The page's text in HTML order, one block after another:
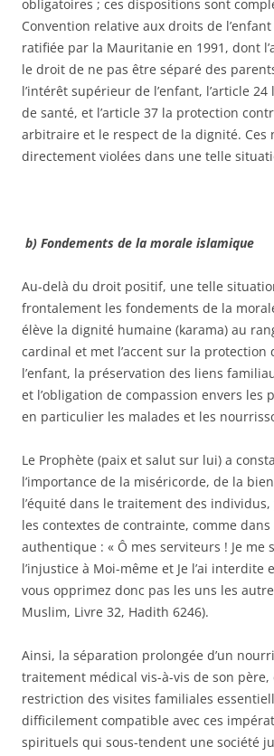
obligatoires ; ces dispositions sont
Convention relative aux droits de l’enfant
ratifiée par la Mauritanie en 1991, dont
le droit de ne pas être séparé des
l’intérêt supérieur de l’enfant, l’article
de santé, et l’article 37 la protection
arbitraire et le respect de la dignité. Ces
directement violées dans une telle
b) Fondements de la morale islamique
Au-delà du droit positif, une telle
frontalement les fondements de la
élève la dignité humaine (karama) au
cardinal et met l’accent sur la protection
l’enfant, la préservation des liens
et l’obligation de compassion envers les
en particulier les malades et les
Le Prophète (paix et salut sur lui) a
l’importance de la miséricorde, de la
l’équité dans le traitement des
les contextes de contrainte, comme
authentique : « Ô mes serviteurs ! Je me
l’injustice à Moi-même et Je l’ai interdite
vous opprimez donc pas les uns les
Muslim, Livre 32, Hadith 6246).
Ainsi, la séparation prolongée d’un
traitement médical vis-à-vis de son père,
restriction des visites familiales
difficilement compatible avec ces
spirituels qui sous-tendent une société